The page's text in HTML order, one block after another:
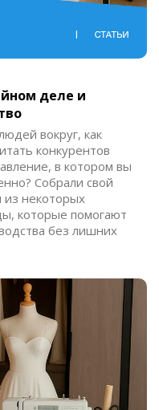
деле и
вокруг, как
конкурентов
в котором вы
Собрали свой
из некоторых
которые помогают
без лишних